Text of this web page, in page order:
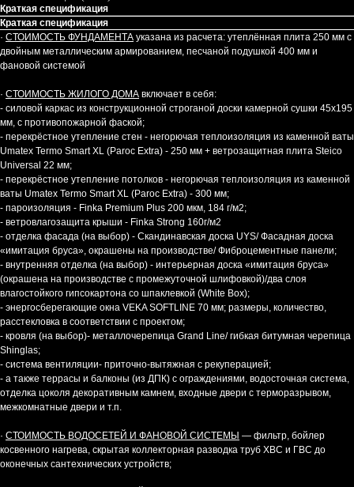
Краткая спецификация
Краткая спецификация
· СТОИМОСТЬ ФУНДАМЕНТА указана из расчета: утеплённая плита 250 мм с
двойным металлическим армированием, песчаной подушкой 400 мм и
фановой системой
· СТОИМОСТЬ ЖИЛОГО ДОМА включает в себя:
- силовой каркас из конструкционной строганой доски камерной сушки 45х195
мм, с противопожарной фаской;
- перекрёстное утепление стен - негорючая теплоизоляция из каменной ваты
Umatex Termo Smart XL (Paroc Extra) - 250 мм + ветрозащитная плита Steico
Universal 22 мм;
- перекрёстное утепление потолков - негорючая теплоизоляция из каменной
ваты Umatex Termo Smart XL (Paroc Extra) - 300 мм;
- пароизоляция - Finka Premium Plus 200 мкм, 184 г/м2;
- ветровлагозащита крыши - Finka Strong 160г/м2
- отделка фасада (на выбор) - Скандинавская доска UYS/ Фасадная доска
«имитация бруса», окрашены на производстве/ Фиброцементные панели;
- внутренняя отделка (на выбор) - интерьерная доска «имитация бруса»
(окрашена на производстве с промежуточной шлифовкой)/два слоя
влагостойкого гипсокартона со шпаклевкой (White Box);
- энергосберегающие окна VEKA SOFTLINE 70 мм; размеры, количество,
расстекловка в соответствии с проектом;
- кровля (на выбор)- металлочерепица Grand Line/ гибкая битумная черепица
Shinglas;
- система вентиляции- приточно-вытяжная с рекуперацией;
- а также террасы и балконы (из ДПК) с ограждениями, водосточная система,
отделка цоколя декоративным камнем, входные двери с терморазрывом,
межкомнатные двери и т.п.
· СТОИМОСТЬ ВОДОСЕТЕЙ И ФАНОВОЙ СИСТЕМЫ — фильтр, бойлер
косвенного нагрева, скрытая коллекторная разводка труб ХВС и ГВС до
оконечных сантехнических устройств;